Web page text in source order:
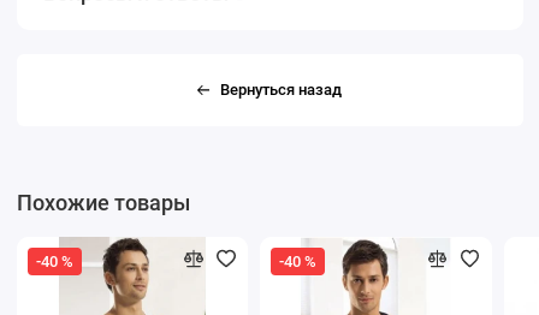
Вернуться назад
Похожие товары
-40 % -40 %